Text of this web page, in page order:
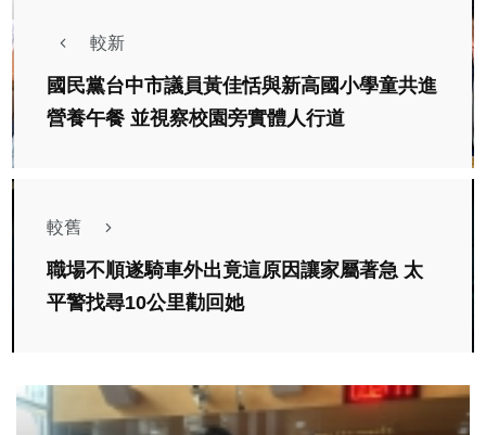
較新
國民黨台中市議員黃佳恬與新高國小學童共進
營養午餐 並視察校園旁實體人行道
較舊
職場不順遂騎車外出竟這原因讓家屬著急 太
平警找尋10公里勸回她